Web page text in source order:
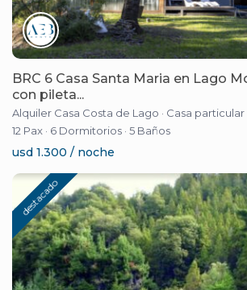
BRC 6 Casa Santa Maria en Lago
con pileta...
Alquiler Casa Costa de Lago · Casa particular
12 Pax · 6 Dormitorios · 5 Baños
usd 1.300 / noche
destacado